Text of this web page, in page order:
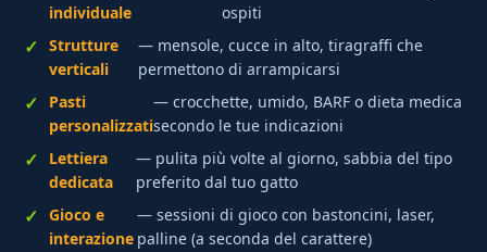
individuale
ospiti
Strutture
verticali
— mensole, cucce in alto, tiragraffi che
permettono di arrampicarsi
Pasti
personalizzati
— crocchette, umido, BARF o dieta medica
secondo le tue indicazioni
Lettiera
dedicata
— pulita più volte al giorno, sabbia del tipo
preferito dal tuo gatto
Gioco e
interazione
— sessioni di gioco con bastoncini, laser,
palline (a seconda del carattere)